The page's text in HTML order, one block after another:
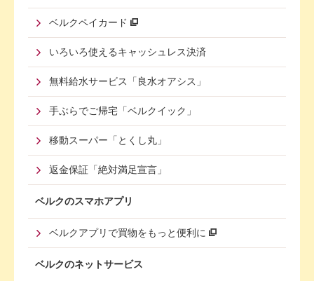
Second
ベルクペイカード
いろいろ使えるキャッシュレス決済
無料給水サービス「良水オアシス」
手ぶらでご帰宅「ベルクイック」
移動スーパー「とくし丸」
返金保証「絶対満足宣言」
ベルクのスマホアプリ
ベルクアプリで買物をもっと便利に
ベルクのネットサービス